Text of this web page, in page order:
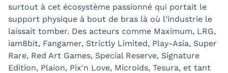
surtout à cet écosystème passionné qui portait le
support physique à bout de bras là où l'industrie le
laissait tomber. Des acteurs comme Maximum, LRG,
iam8bit, Fangamer, Strictly Limited, Play-Asia, Super
Rare, Red Art Games, Special Reserve, Signature
Edition, Plaion, Pix'n Love, Microids, Tesura, et tant